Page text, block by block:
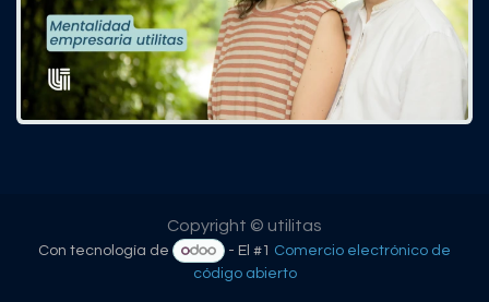
Copyright © utilitas
Con tecnología de - El #1 Comercio electrónico de
código abierto